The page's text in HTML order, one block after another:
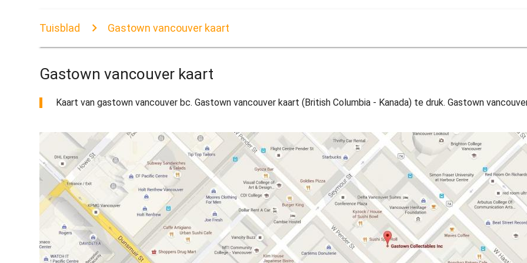
Tuisblad Gastown vancouver kaart
Gastown vancouver kaart
Kaart van gastown vancouver bc. Gastown vancouver kaart (British Columbia - Kanada) te druk. Gastown